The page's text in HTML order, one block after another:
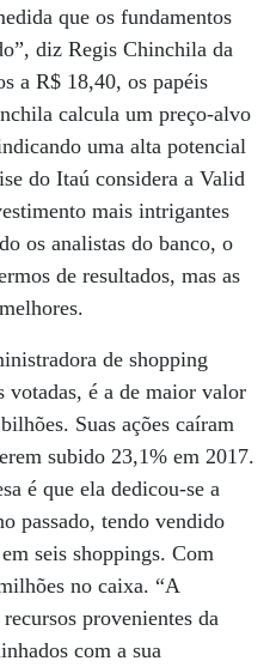
que os fundamentos
diz Regis Chinchila da
a R$ 18,40, os papéis
calcula um preço-alvo
uma alta potencial
do Itaú considera a Valid
mais intrigantes
os analistas do banco, o
de resultados, mas as
de shopping
votadas, é a de maior valor
Suas ações caíram
subido 23,1% em 2017.
é que ela dedicou-se a
passado, tendo vendido
seis shoppings. Com
no caixa. “A
provenientes da
com a sua